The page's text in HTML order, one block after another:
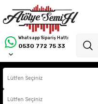
Whatsapp Sipariş Hattı
0530 772 75 33